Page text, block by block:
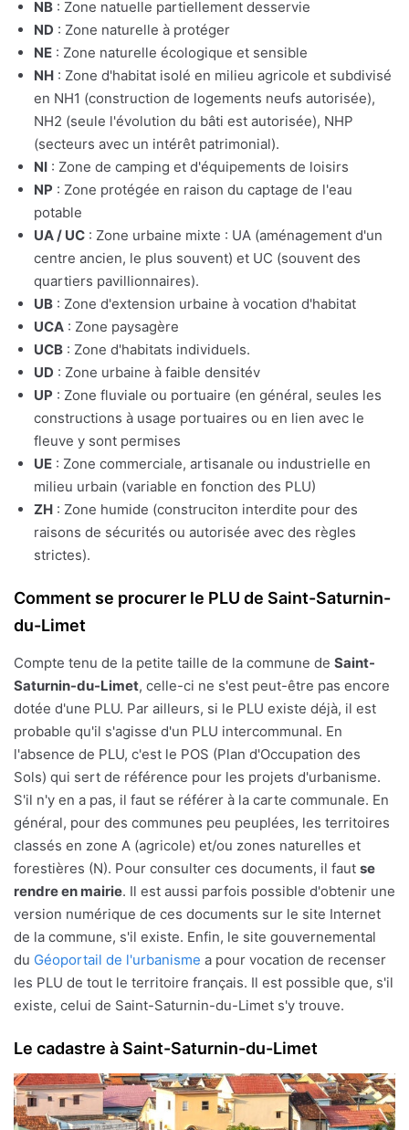
NB : Zone natuelle partiellement desservie
ND : Zone naturelle à protéger
NE : Zone naturelle écologique et sensible
NH : Zone d'habitat isolé en milieu agricole et subdivisé
en NH1 (construction de logements neufs autorisée),
NH2 (seule l'évolution du bâti est autorisée), NHP
(secteurs avec un intérêt patrimonial).
NI : Zone de camping et d'équipements de loisirs
NP : Zone protégée en raison du captage de l'eau
potable
UA / UC : Zone urbaine mixte : UA (aménagement d'un
centre ancien, le plus souvent) et UC (souvent des
quartiers pavillionnaires).
UB : Zone d'extension urbaine à vocation d'habitat
UCA : Zone paysagère
UCB : Zone d'habitats individuels.
UD : Zone urbaine à faible densitév
UP : Zone fluviale ou portuaire (en général, seules les
constructions à usage portuaires ou en lien avec le
fleuve y sont permises
UE : Zone commerciale, artisanale ou industrielle en
milieu urbain (variable en fonction des PLU)
ZH : Zone humide (construciton interdite pour des
raisons de sécurités ou autorisée avec des règles
strictes).
Comment se procurer le PLU de Saint-Saturnin-
du-Limet
Compte tenu de la petite taille de la commune de Saint-
Saturnin-du-Limet, celle-ci ne s'est peut-être pas encore
dotée d'une PLU. Par ailleurs, si le PLU existe déjà, il est
probable qu'il s'agisse d'un PLU intercommunal. En
l'absence de PLU, c'est le POS (Plan d'Occupation des
Sols) qui sert de référence pour les projets d'urbanisme.
S'il n'y en a pas, il faut se référer à la carte communale. En
général, pour des communes peu peuplées, les territoires
classés en zone A (agricole) et/ou zones naturelles et
forestières (N). Pour consulter ces documents, il faut se
rendre en mairie. Il est aussi parfois possible d'obtenir une
version numérique de ces documents sur le site Internet
de la commune, s'il existe. Enfin, le site gouvernemental
du Géoportail de l'urbanisme a pour vocation de recenser
les PLU de tout le territoire français. Il est possible que, s'il
existe, celui de Saint-Saturnin-du-Limet s'y trouve.
Le cadastre à Saint-Saturnin-du-Limet